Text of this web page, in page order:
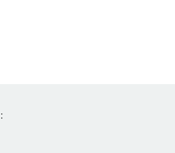
استمع إلى نسخة صوتية من هذه الصفحة (12 دقيقة):